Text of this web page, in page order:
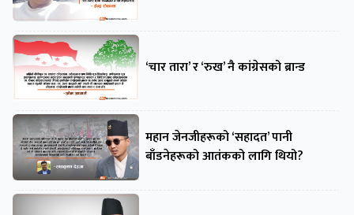
‘चार तारा’ र ‘रुख’ नै कांग्रेसको ब्रान्ड
महान जेनजीहरूको ‘सहादत’ पानी
बाँडनेहरूको आतंकको लागि थियो?